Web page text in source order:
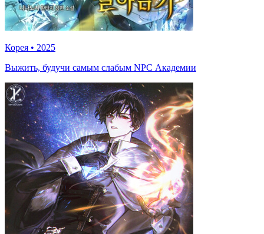
Корея • 2025
Выжить, будучи самым слабым NPC Академии